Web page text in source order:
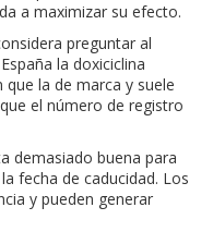
a maximizar su efecto.
preguntar al
la doxiciclina
la de marca y suele
el número de registro
demasiado buena para
fecha de caducidad. Los
y pueden generar